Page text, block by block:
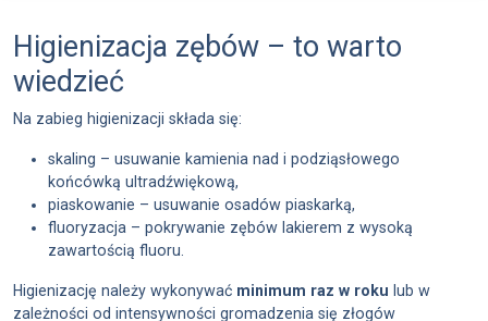
Higienizacja zębów – to warto
wiedzieć
Na zabieg higienizacji składa się:
skaling – usuwanie kamienia nad i podziąsłowego
końcówką ultradźwiękową,
piaskowanie – usuwanie osadów piaskarką,
fluoryzacja – pokrywanie zębów lakierem z wysoką
zawartością fluoru.
Higienizację należy wykonywać minimum raz w roku lub w
zależności od intensywności gromadzenia się złogów